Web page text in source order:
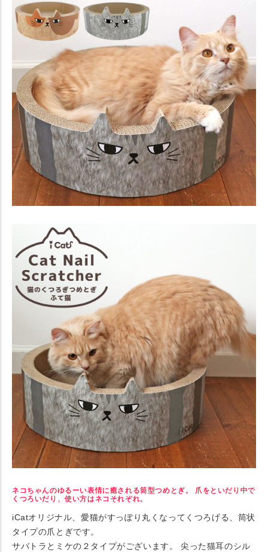
ネコちゃんのゆるーい表情に癒される筒型つめとぎ。 爪をといだり中で
くつろいだり、使い方はネコそれぞれ。
iCatオリジナル、愛猫がすっぽり丸くなってくつろげる、筒状
タイプの爪とぎです。
サバトラとミケの２タイプがございます。 尖った猫耳のシル